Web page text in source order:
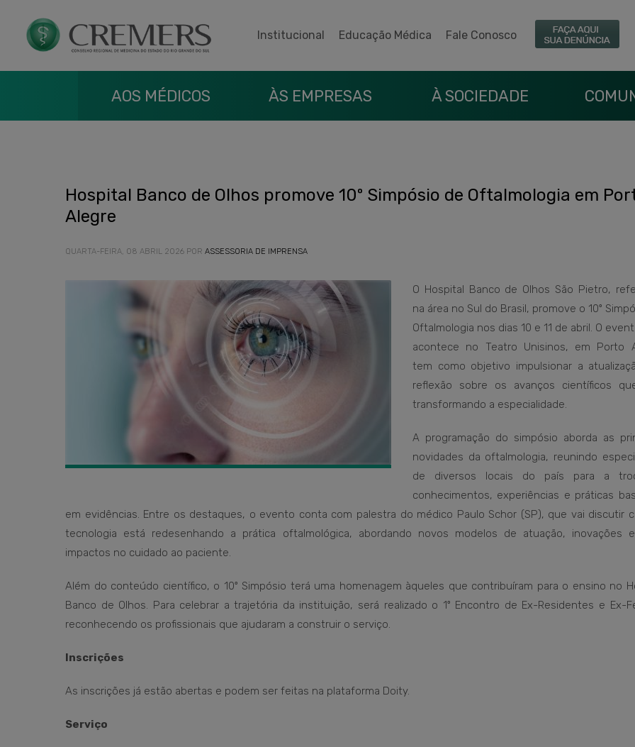
Institucional Educação Médica Fale Conosco
AOS MÉDICOS ÀS EMPRESAS À SOCIEDADE
Hospital Banco de Olhos promove 10º Simpósio de Oftalmologia em
Alegre
QUARTA-FEIRA, 08 ABRIL 2026 POR ASSESSORIA DE IMPRENSA
O Hospital Banco de Olhos São Pietro,
na área no Sul do Brasil, promove o 10º
Oftalmologia nos dias 10 e 11 de abril. O
acontece no Teatro Unisinos, em Porto
tem como objetivo impulsionar a
reflexão sobre os avanços científicos
transformando a especialidade.
A programação do simpósio aborda as
novidades da oftalmologia, reunindo
de diversos locais do país para a
conhecimentos, experiências e práticas
em evidências. Entre os destaques, o evento conta com palestra do médico Paulo Schor (SP), que vai discutir
tecnologia está redesenhando a prática oftalmológica, abordando novos modelos de atuação, inovações
impactos no cuidado ao paciente.
Além do conteúdo científico, o 10º Simpósio terá uma homenagem àqueles que contribuíram para o ensino no
Banco de Olhos. Para celebrar a trajetória da instituição, será realizado o 1º Encontro de Ex-Residentes e Ex-
reconhecendo os profissionais que ajudaram a construir o serviço.
Inscrições
As inscrições já estão abertas e podem ser feitas na plataforma Doity.
Serviço